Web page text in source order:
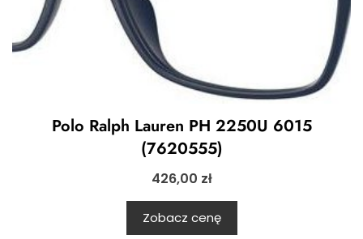
Polo Ralph Lauren PH 2250U 6015
(7620555)
426,00 zł
Zobacz cenę